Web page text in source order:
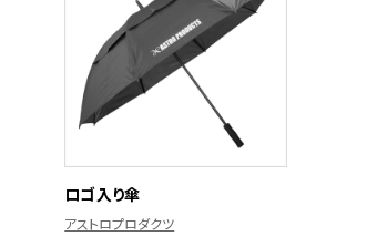
ロゴ入り傘
アストロプロダクツ